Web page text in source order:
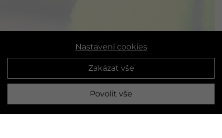
Nastavení cookies
Zakázat vše
Povolit vše